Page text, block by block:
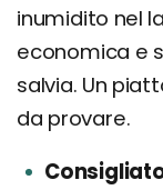
inumidito nel
economica e
salvia. Un
da provare.